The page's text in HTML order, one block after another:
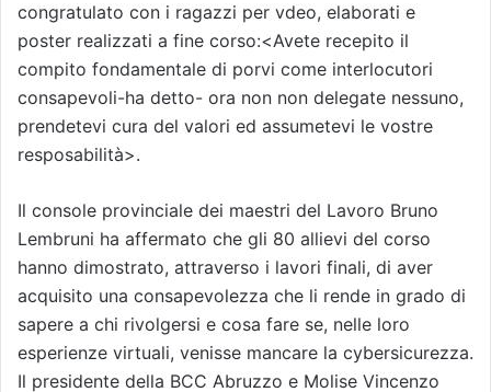
congratulato con i ragazzi per vdeo, elaborati e
poster realizzati a fine corso:<Avete recepito il
compito fondamentale di porvi come interlocutori
consapevoli-ha detto- ora non non delegate nessuno,
prendetevi cura del valori ed assumetevi le vostre
resposabilità>.
Il console provinciale dei maestri del Lavoro Bruno
Lembruni ha affermato che gli 80 allievi del corso
hanno dimostrato, attraverso i lavori finali, di aver
acquisito una consapevolezza che li rende in grado di
sapere a chi rivolgersi e cosa fare se, nelle loro
esperienze virtuali, venisse mancare la cybersicurezza.
Il presidente della BCC Abruzzo e Molise Vincenzo